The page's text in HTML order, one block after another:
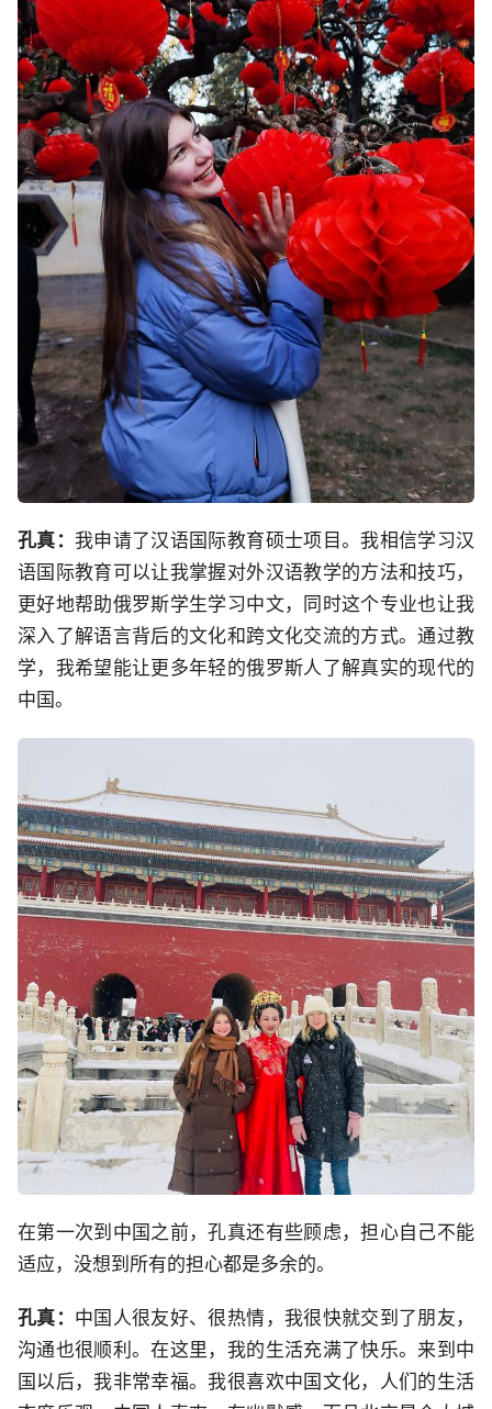
孔真：我申请了汉语国际教育硕士项目。我相信学习汉
语国际教育可以让我掌握对外汉语教学的方法和技巧，
更好地帮助俄罗斯学生学习中文，同时这个专业也让我
深入了解语言背后的文化和跨文化交流的方式。通过教
学，我希望能让更多年轻的俄罗斯人了解真实的现代的
中国。
在第一次到中国之前，孔真还有些顾虑，担心自己不能
适应，没想到所有的担心都是多余的。
孔真： 中国人很友好、很热情，我很快就交到了朋友，
沟通也很顺利。在这里，我的生活充满了快乐。来到中
国以后，我非常幸福。我很喜欢中国文化，人们的生活